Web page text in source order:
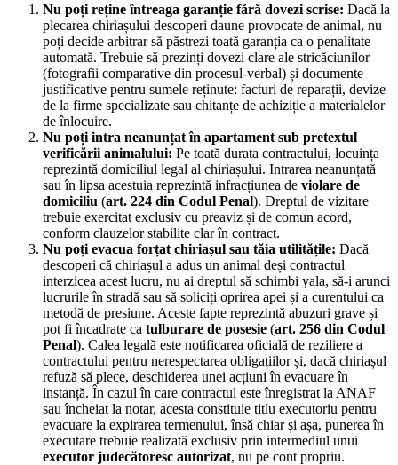
Nu poți reține întreaga garanție fără dovezi scrise: Dacă la
plecarea chiriașului descoperi daune provocate de animal, nu
poți decide arbitrar să păstrezi toată garanția ca o penalitate
automată. Trebuie să prezinți dovezi clare ale stricăciunilor
(fotografii comparative din procesul-verbal) și documente
justificative pentru sumele reținute: facturi de reparații, devize
de la firme specializate sau chitanțe de achiziție a materialelor
de înlocuire.
Nu poți intra neanunțat în apartament sub pretextul
verificării animalului: Pe toată durata contractului, locuința
reprezintă domiciliul legal al chiriașului. Intrarea neanunțată
sau în lipsa acestuia reprezintă infracțiunea de violare de
domiciliu (art. 224 din Codul Penal). Dreptul de vizitare
trebuie exercitat exclusiv cu preaviz și de comun acord,
conform clauzelor stabilite clar în contract.
Nu poți evacua forțat chiriașul sau tăia utilitățile: Dacă
descoperi că chiriașul a adus un animal deși contractul
interzicea acest lucru, nu ai dreptul să schimbi yala, să-i arunci
lucrurile în stradă sau să soliciți oprirea apei și a curentului ca
metodă de presiune. Aceste fapte reprezintă abuzuri grave și
pot fi încadrate ca tulburare de posesie (art. 256 din Codul
Penal). Calea legală este notificarea oficială de reziliere a
contractului pentru nerespectarea obligațiilor și, dacă chiriașul
refuză să plece, deschiderea unei acțiuni în evacuare în
instanță. În cazul în care contractul este înregistrat la ANAF
sau încheiat la notar, acesta constituie titlu executoriu pentru
evacuare la expirarea termenului, însă chiar și așa, punerea în
executare trebuie realizată exclusiv prin intermediul unui
executor judecătoresc autorizat, nu pe cont propriu.